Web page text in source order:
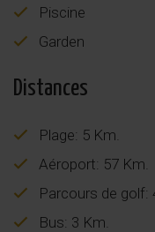
Piscine
Garden
Distances
Plage: 5 Km.
Aéroport: 57 Km.
Parcours de golf:
Bus: 3 Km.